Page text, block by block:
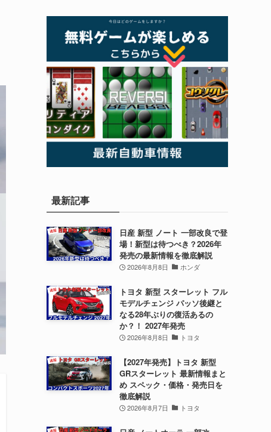
最新記事
日産 新型 ノート 一部改良で登
場！新型は待つべき？2026年
発売の最新情報を徹底解説
2026年8月8日 ホンダ
トヨタ 新型 スターレット フル
モデルチェンジ パッソ後継と
なる28年ぶりの復活あるの
か？！ 2027年発売
2026年8月8日 トヨタ
【2027年発売】トヨタ 新型
GRスターレット 最新情報まと
め スペック・価格・発売日を
徹底解説
2026年8月7日 トヨタ